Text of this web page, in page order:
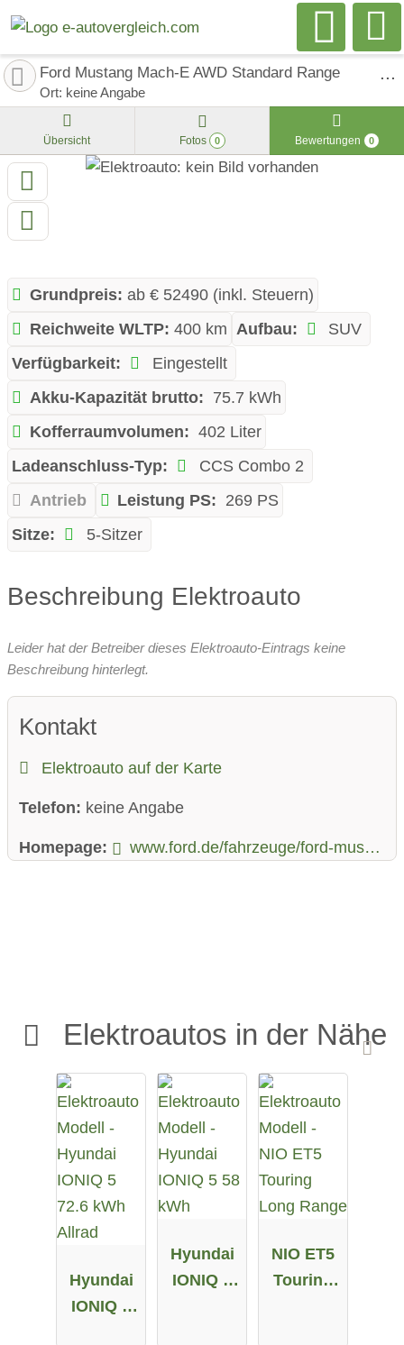
Ford Mustang Mach-E AWD Standard Range
Ort: keine Angabe
Übersicht Fotos 0 Bewertungen 0
Grundpreis: ab € 52490 (inkl. Steuern)
Reichweite WLTP: 400 km Aufbau:
SUV
Verfügbarkeit:
Eingestellt
Akku-Kapazität brutto: 75.7 kWh
Kofferraumvolumen: 402 Liter
Ladeanschluss-Typ:
CCS Combo 2
Antrieb
Leistung PS: 269 PS
Sitze:
5-Sitzer
Beschreibung Elektroauto
Leider hat der Betreiber dieses Elektroauto-Eintrags keine
Beschreibung hinterlegt.
Kontakt
Elektroauto auf der Karte
Telefon: keine Angabe
Homepage: www.ford.de/fahrzeuge/ford-mustang-mach-e
Elektroautos in der Nähe
Hyundai
IONIQ 5
Hyundai
IONIQ 5
NIO ET5
Touring